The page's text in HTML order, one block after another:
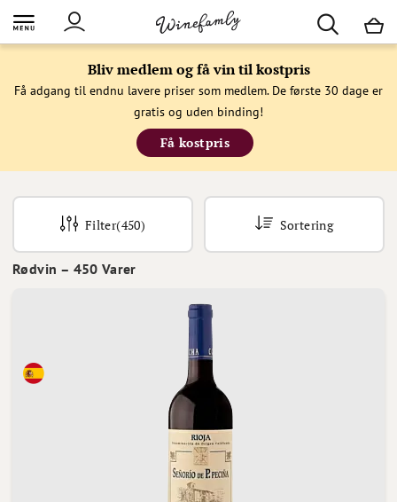
Bliv medlem og få vin til kostpris
Få adgang til endnu lavere priser som medlem. De første 30 dage er
gratis og uden binding!
Få kostpris
Rødvin – 450 Varer
Filter(450) Sortering